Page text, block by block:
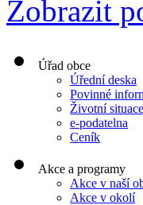
Zobrazit
Úřad obce
Úřední deska
Povinné
Životní situace
e-podatelna
Ceník
Akce a programy
Akce v naší
Akce v okolí